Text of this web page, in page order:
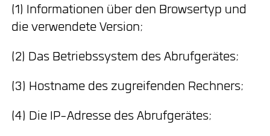
(1) Informationen über den Browsertyp und
die verwendete Version;
(2) Das Betriebssystem des Abrufgerätes;
(3) Hostname des zugreifenden Rechners;
(4) Die IP-Adresse des Abrufgerätes;